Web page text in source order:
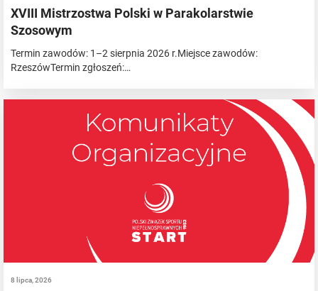
XVIII Mistrzostwa Polski w Parakolarstwie
Szosowym
Termin zawodów: 1–2 sierpnia 2026 r.Miejsce zawodów:
RzeszówTermin zgłoszeń:…
8 lipca, 2026